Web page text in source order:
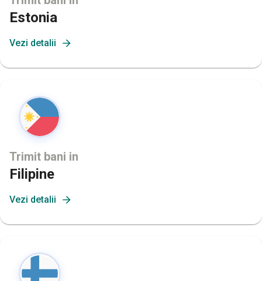
Estonia
Vezi detalii
Trimit bani in
Filipine
Vezi detalii